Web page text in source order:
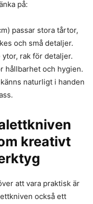
på:
passar stora tårtor,
och små detaljer.
rak för detaljer.
hållbarhet och hygien.
naturligt i handen
kreativt
att vara praktisk är
också ett